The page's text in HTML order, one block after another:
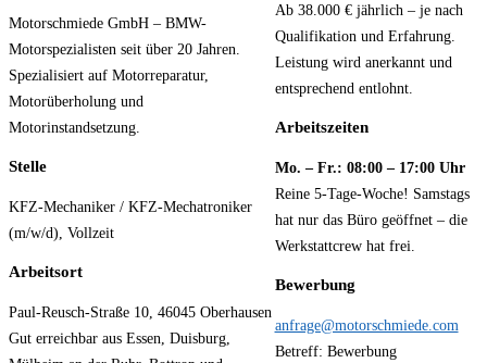
Motorschmiede GmbH – BMW-
Motorspezialisten seit über 20 Jahren.
Spezialisiert auf Motorreparatur,
Motorüberholung und
Motorinstandsetzung.
Stelle
KFZ-Mechaniker / KFZ-Mechatroniker
(m/w/d), Vollzeit
Arbeitsort
Paul-Reusch-Straße 10, 46045 Oberhausen
Gut erreichbar aus Essen, Duisburg,
Ab 38.000 € jährlich – je nach
Qualifikation und Erfahrung.
Leistung wird anerkannt und
entsprechend entlohnt.
Arbeitszeiten
Mo. – Fr.: 08:00 – 17:00 Uhr
Reine 5-Tage-Woche! Samstags
hat nur das Büro geöffnet – die
Werkstattcrew hat frei.
Bewerbung
anfrage@motorschmiede.com
Betreff: Bewerbung